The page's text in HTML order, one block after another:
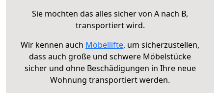
Sie möchten das alles sicher von A nach B,
transportiert wird.
Wir kennen auch Möbellifte, um sicherzustellen,
dass auch große und schwere Möbelstücke
sicher und ohne Beschädigungen in Ihre neue
Wohnung transportiert werden.